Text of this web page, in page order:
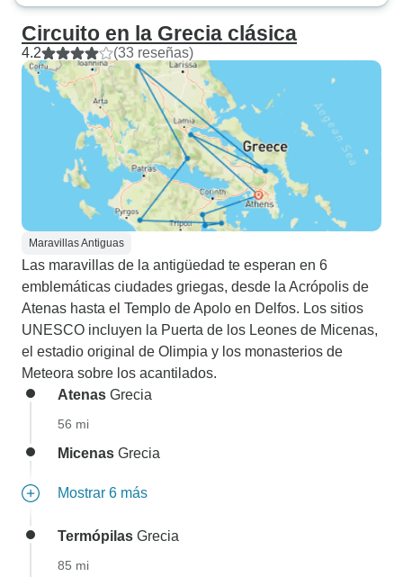
Circuito en la Grecia clásica
4.2 (33 reseñas)
Maravillas Antiguas
Las maravillas de la antigüedad te esperan en 6
emblemáticas ciudades griegas, desde la Acrópolis de
Atenas hasta el Templo de Apolo en Delfos. Los sitios
UNESCO incluyen la Puerta de los Leones de Micenas,
el estadio original de Olimpia y los monasterios de
Meteora sobre los acantilados.
Atenas Grecia
56 mi
Micenas Grecia
Mostrar 6 más
Termópilas Grecia
85 mi